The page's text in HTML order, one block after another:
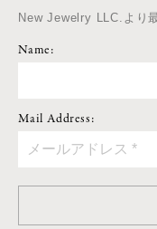
New Jewelry LLC.より
Name:
Mail Address: